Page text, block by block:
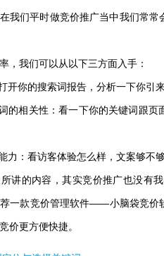
我们平时做竞价推广当中我们常
，我们可以从以下三方面入手：
开你的搜索词报告，分析一下你引
的相关性：看一下你的关键词跟
力：看访客体验怎么样，文案够不
讲的内容，其实竞价推广也没有
一款竞价管理软件——小脑袋竞价
价更方便快捷。